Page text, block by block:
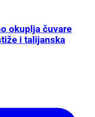
okuplja čuvare
i talijanska